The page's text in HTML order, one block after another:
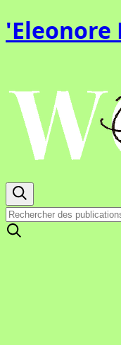
'Eleonore